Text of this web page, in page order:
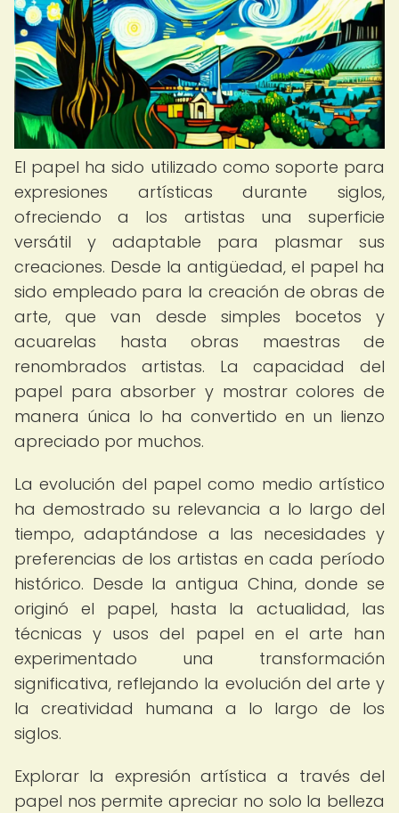
El papel ha sido utilizado como soporte para
expresiones artísticas durante siglos,
ofreciendo a los artistas una superficie
versátil y adaptable para plasmar sus
creaciones. Desde la antigüedad, el papel ha
sido empleado para la creación de obras de
arte, que van desde simples bocetos y
acuarelas hasta obras maestras de
renombrados artistas. La capacidad del
papel para absorber y mostrar colores de
manera única lo ha convertido en un lienzo
apreciado por muchos.
La evolución del papel como medio artístico
ha demostrado su relevancia a lo largo del
tiempo, adaptándose a las necesidades y
preferencias de los artistas en cada período
histórico. Desde la antigua China, donde se
originó el papel, hasta la actualidad, las
técnicas y usos del papel en el arte han
experimentado una transformación
significativa, reflejando la evolución del arte y
la creatividad humana a lo largo de los
siglos.
Explorar la expresión artística a través del
papel nos permite apreciar no solo la belleza